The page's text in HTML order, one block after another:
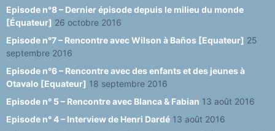
Episode n°8 – Dernier épisode depuis le milieu du monde
[Équateur] 26 octobre 2016
Episode n°7 – Rencontre avec Wilson à Baños [Equateur] 25
septembre 2016
Episode n°6 – Rencontre avec des enfants et des jeunes à
Otavalo [Equateur] 18 septembre 2016
Episode n° 5 – Rencontre avec Blanca & Fabian 13 août 2016
Episode n° 4 – Interview de Henri Dardé 13 août 2016